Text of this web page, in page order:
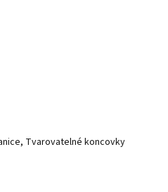
Tvarovatelné koncovky